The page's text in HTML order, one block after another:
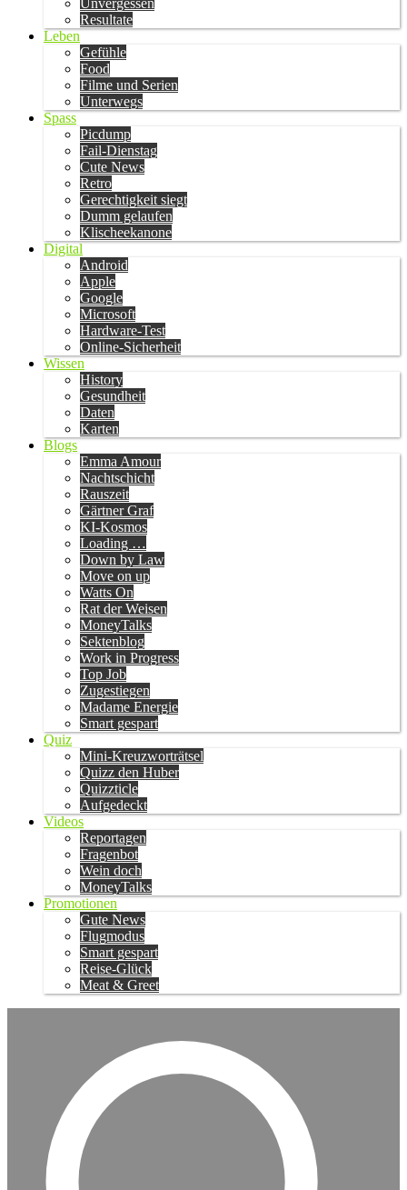
Unvergessen
Resultate
Leben
Gefühle
Food
Filme und Serien
Unterwegs
Spass
Picdump
Fail-Dienstag
Cute News
Retro
Gerechtigkeit siegt
Dumm gelaufen
Klischeekanone
Digital
Android
Apple
Google
Microsoft
Hardware-Test
Online-Sicherheit
Wissen
History
Gesundheit
Daten
Karten
Blogs
Emma Amour
Nachtschicht
Rauszeit
Gärtner Graf
KI-Kosmos
Loading …
Down by Law
Move on up
Watts On
Rat der Weisen
MoneyTalks
Sektenblog
Work in Progress
Top Job
Zugestiegen
Madame Energie
Smart gespart
Quiz
Mini-Kreuzworträtsel
Quizz den Huber
Quizzticle
Aufgedeckt
Videos
Reportagen
Fragenbot
Wein doch
MoneyTalks
Promotionen
Gute News
Flugmodus
Smart gespart
Reise-Glück
Meat & Greet